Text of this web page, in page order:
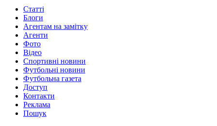
Статті
Блоги
Агентам на замітку
Агенти
Фото
Відео
Спортивні новини
Футбольні новини
Футбольна газета
Доступ
Контакти
Реклама
Пошук